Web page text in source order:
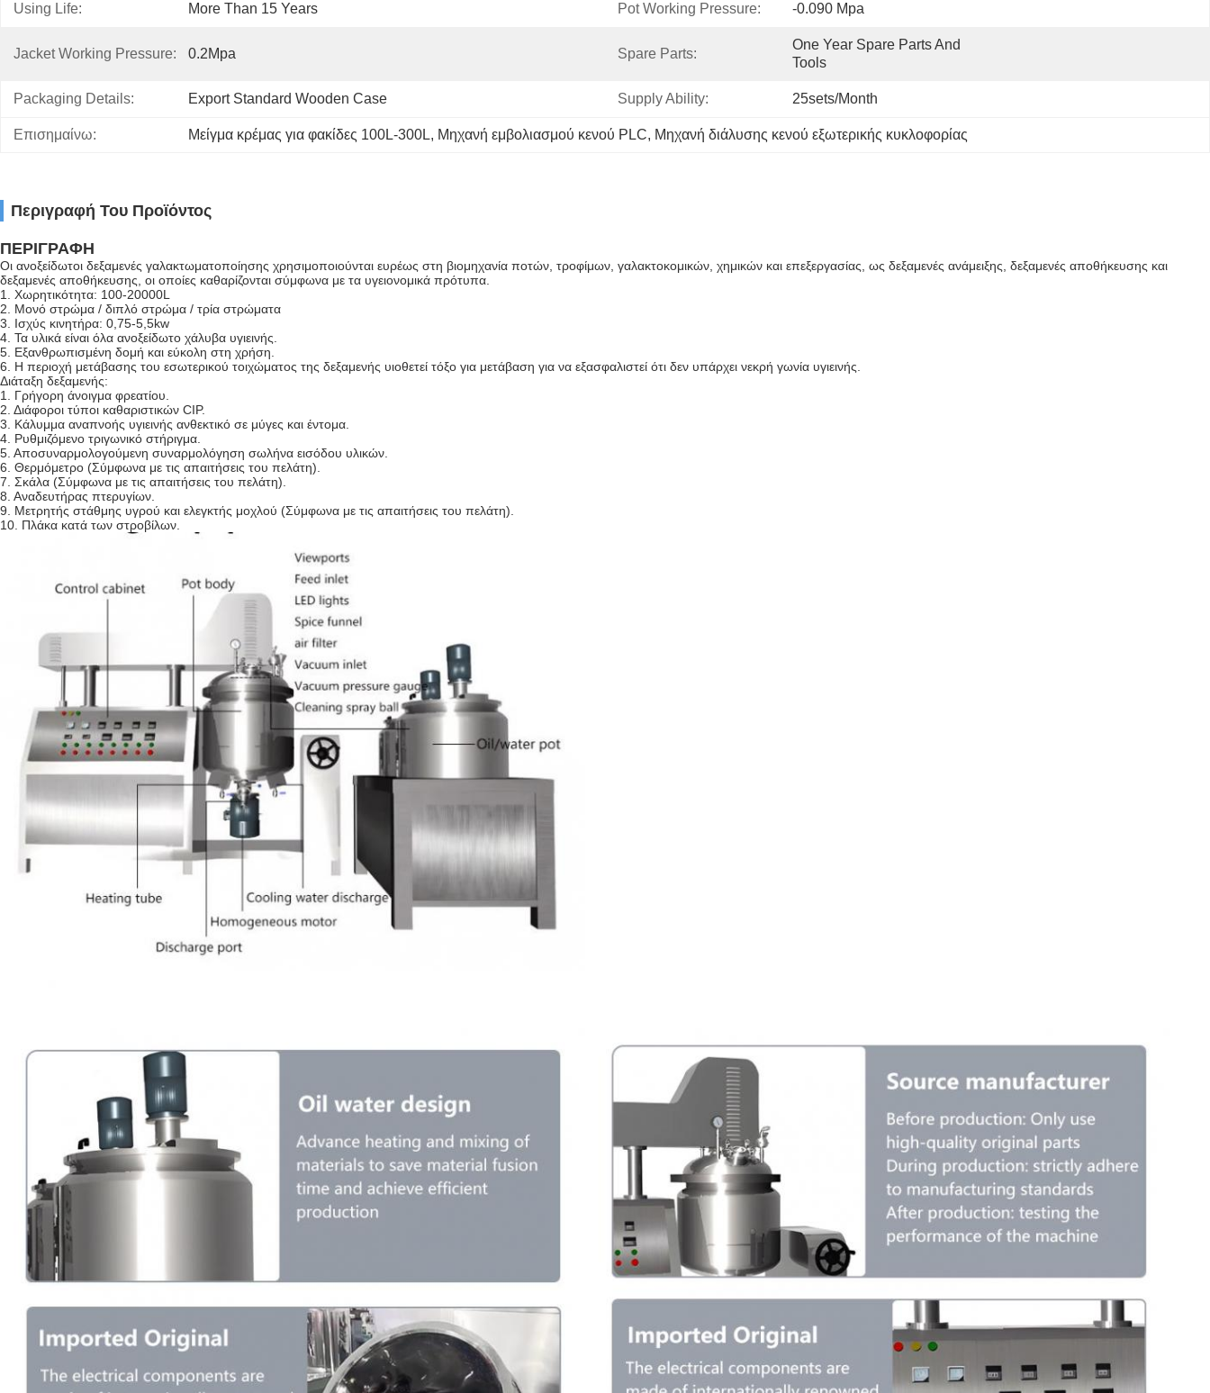
Using Life: More Than 15 Years Pot Working Pressure: -0.090 Mpa
Jacket Working Pressure: 0.2Mpa Spare Parts:
One Year Spare Parts And
Tools
Packaging Details: Export Standard Wooden Case Supply Ability: 25sets/month
Επισημαίνω: Μείγμα κρέμας για φακίδες 100L-300L, Μηχανή εμβολιασμού κενού PLC, Μηχανή διάλυσης κενού εξωτερικής κυκλοφορίας
Περιγραφή Του Προϊόντος
ΠΕΡΙΓΡΑΦΗ
Οι ανοξείδωτοι δεξαμενές γαλακτωματοποίησης χρησιμοποιούνται ευρέως στη βιομηχανία ποτών, τροφίμων, γαλακτοκομικών, χημικών και επεξεργασίας, ως δεξαμενές ανάμειξης, δεξαμενές αποθήκευσης και
δεξαμενές αποθήκευσης, οι οποίες καθαρίζονται σύμφωνα με τα υγειονομικά πρότυπα.
1. Χωρητικότητα: 100-20000L
2. Μονό στρώμα / διπλό στρώμα / τρία στρώματα
3. Ισχύς κινητήρα: 0,75-5,5kw
4. Τα υλικά είναι όλα ανοξείδωτο χάλυβα υγιεινής.
5. Εξανθρωπισμένη δομή και εύκολη στη χρήση.
6. Η περιοχή μετάβασης του εσωτερικού τοιχώματος της δεξαμενής υιοθετεί τόξο για μετάβαση για να εξασφαλιστεί ότι δεν υπάρχει νεκρή γωνία υγιεινής.
Διάταξη δεξαμενής:
1. Γρήγορη άνοιγμα φρεατίου.
2. Διάφοροι τύποι καθαριστικών CIP.
3. Κάλυμμα αναπνοής υγιεινής ανθεκτικό σε μύγες και έντομα.
4. Ρυθμιζόμενο τριγωνικό στήριγμα.
5. Αποσυναρμολογούμενη συναρμολόγηση σωλήνα εισόδου υλικών.
6. Θερμόμετρο (Σύμφωνα με τις απαιτήσεις του πελάτη).
7. Σκάλα (Σύμφωνα με τις απαιτήσεις του πελάτη).
8. Αναδευτήρας πτερυγίων.
9. Μετρητής στάθμης υγρού και ελεγκτής μοχλού (Σύμφωνα με τις απαιτήσεις του πελάτη).
10. Πλάκα κατά των στροβίλων.